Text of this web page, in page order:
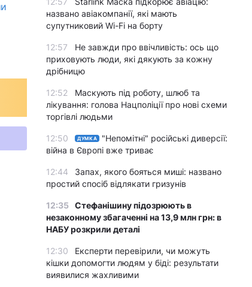
названо авіакомпанії, які мають
супутниковий Wi-Fi на борту
12:57
Не завжди про ввічливість: ось що
приховують люди, які дякують за кожну
дрібницю
12:52
Маскують під роботу, шлюб та
лікування: голова Нацполіції про нові схеми
торгівлі людьми
12:50 ДУМКА
"Непомітні" російські диверсії:
війна в Європі вже триває
12:44
Запах, якого бояться миші: названо
простий спосіб відлякати гризунів
12:35 Стефанішину підозрюють в
незаконному збагаченні на 13,9 млн грн: в
НАБУ розкрили деталі
12:30
Експерти перевірили, чи можуть
кішки допомогти людям у біді: результати
виявилися жахливими